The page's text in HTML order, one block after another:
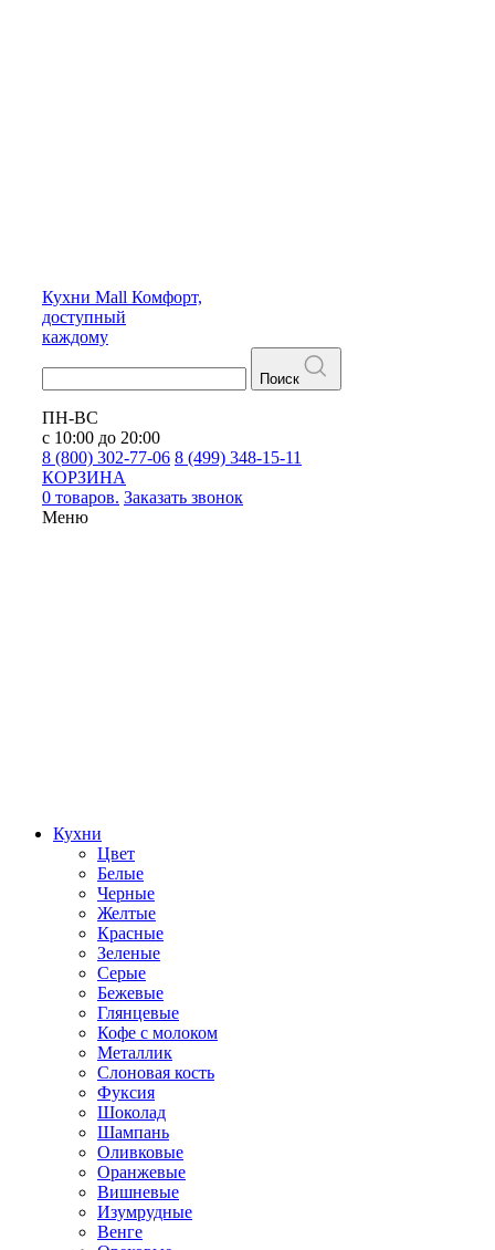
Кухни Mall Комфорт,
доступный
каждому
Поиск
ПН-ВС
с 10:00 до 20:00
8 (800) 302-77-06 8 (499) 348-15-11
КОРЗИНА
0 товаров. Заказать звонок
Меню
Кухни
Цвет
Белые
Черные
Желтые
Красные
Зеленые
Серые
Бежевые
Глянцевые
Кофе с молоком
Металлик
Слоновая кость
Фуксия
Шоколад
Шампань
Оливковые
Оранжевые
Вишневые
Изумрудные
Венге